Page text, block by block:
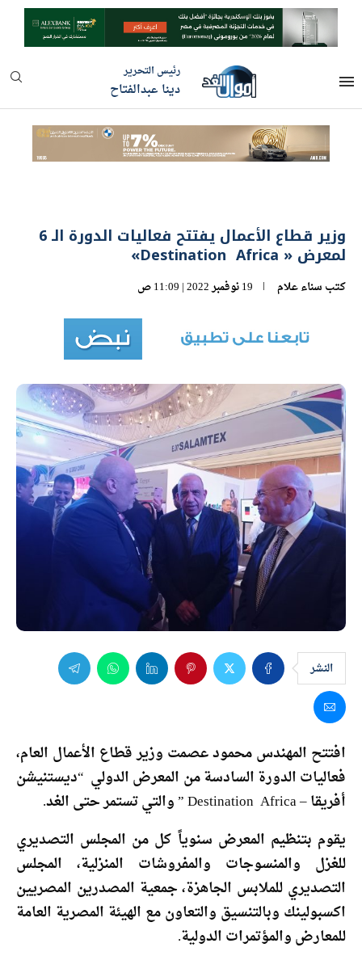
رئيس التحرير
دينا عبدالفتاح
وزير قطاع الأعمال يفتتح فعاليات الدورة الـ 6
لمعرض « Destination Africa»
كتب سناء علام 19 نوفمبر 2022 | 11:09 ص
النشر
افتتح المهندس محمود عصمت وزير قطاع الأعمال العام،
فعاليات الدورة السادسة من المعرض الدولي “ديستنيشن
أفريقا – Destination Africa ” والتي تستمر حتى الغد.
يقوم بتنظيم المعرض سنوياً كل من المجلس التصديري
للغزل والمنسوجات والمفروشات المنزلية، المجلس
التصديري للملابس الجاهزة، جمعية المصدرين المصريين
اكسبولينك وبالتنسيق والتعاون مع الهيئة المصرية العامة
للمعارض والمؤتمرات الدولية.